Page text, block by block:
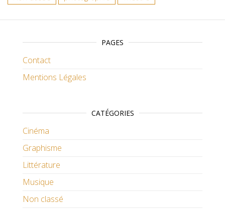
PAGES
Contact
Mentions Légales
CATÉGORIES
Cinéma
Graphisme
Littérature
Musique
Non classé